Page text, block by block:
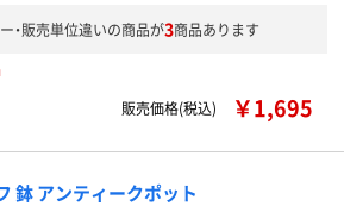
・販売単位違いの商品が3商品あります
販売価格(税込)
￥1,695
鉢 アンティークポット